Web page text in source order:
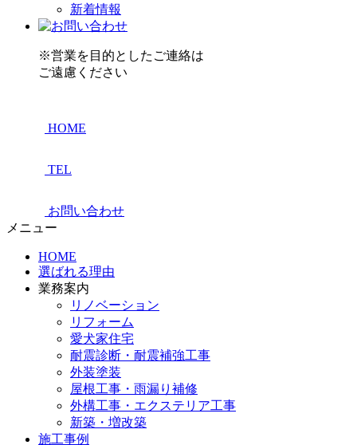
新着情報
※営業を目的としたご連絡は
ご遠慮ください
HOME
TEL
お問い合わせ
メニュー
HOME
選ばれる理由
業務案内
リノベーション
リフォーム
愛犬家住宅
耐震診断・耐震補強工事
外装塗装
屋根工事・雨漏り補修
外構工事・エクステリア工事
新築・増改築
施工事例